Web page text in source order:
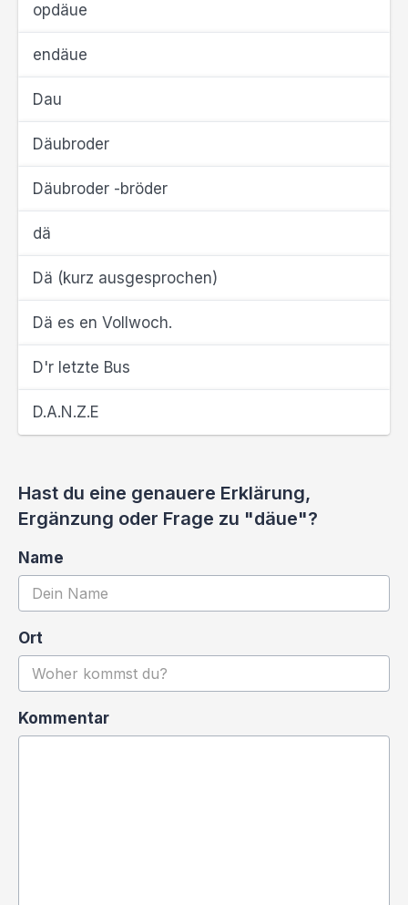
opdäue
endäue
Dau
Däubroder
Däubroder -bröder
dä
Dä (kurz ausgesprochen)
Dä es en Vollwoch.
D'r letzte Bus
D.A.N.Z.E
Hast du eine genauere Erklärung,
Ergänzung oder Frage zu "däue"?
Name
Ort
Kommentar